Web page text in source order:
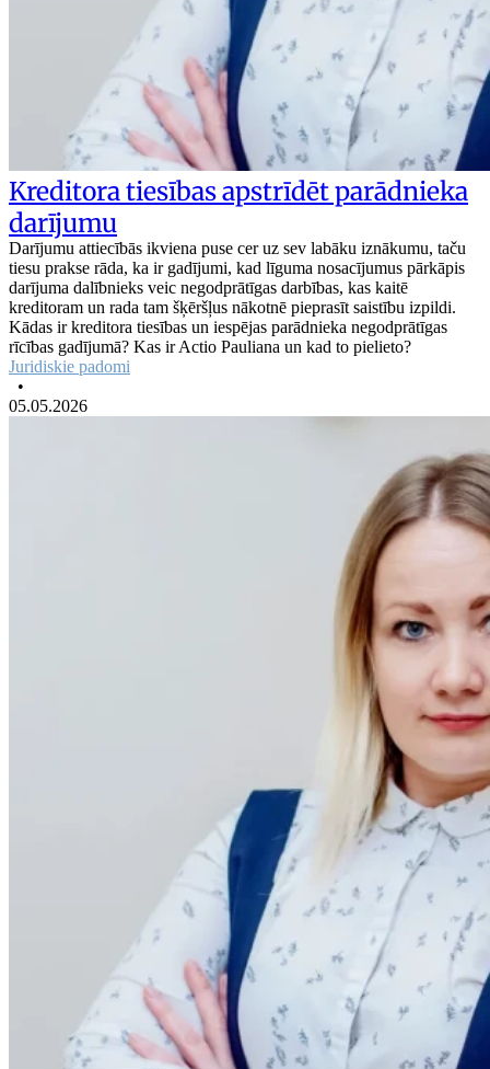
Kreditora tiesības apstrīdēt parādnieka
darījumu
Darījumu attiecībās ikviena puse cer uz sev labāku iznākumu, taču
tiesu prakse rāda, ka ir gadījumi, kad līguma nosacījumus pārkāpis
darījuma dalībnieks veic negodprātīgas darbības, kas kaitē
kreditoram un rada tam šķēršļus nākotnē pieprasīt saistību izpildi.
Kādas ir kreditora tiesības un iespējas parādnieka negodprātīgas
rīcības gadījumā? Kas ir Actio Pauliana un kad to pielieto?
Juridiskie padomi
•
05.05.2026